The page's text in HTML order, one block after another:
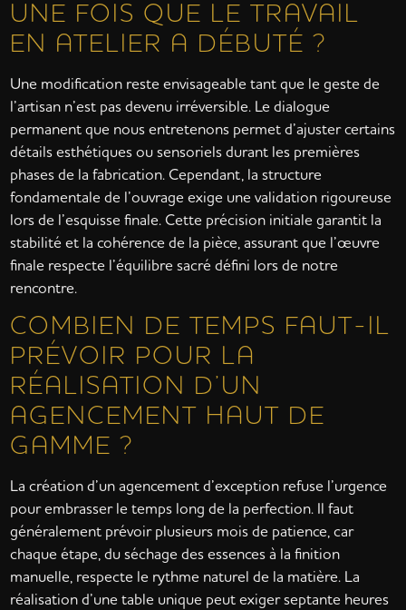
UNE FOIS QUE LE TRAVAIL
EN ATELIER A DÉBUTÉ ?
Une modification reste envisageable tant que le geste de
l’artisan n’est pas devenu irréversible. Le dialogue
permanent que nous entretenons permet d’ajuster certains
détails esthétiques ou sensoriels durant les premières
phases de la fabrication. Cependant, la structure
fondamentale de l’ouvrage exige une validation rigoureuse
lors de l’esquisse finale. Cette précision initiale garantit la
stabilité et la cohérence de la pièce, assurant que l’œuvre
finale respecte l’équilibre sacré défini lors de notre
rencontre.
COMBIEN DE TEMPS FAUT-IL
PRÉVOIR POUR LA
RÉALISATION D’UN
AGENCEMENT HAUT DE
GAMME ?
La création d’un agencement d’exception refuse l’urgence
pour embrasser le temps long de la perfection. Il faut
généralement prévoir plusieurs mois de patience, car
chaque étape, du séchage des essences à la finition
manuelle, respecte le rythme naturel de la matière. La
réalisation d’une table unique peut exiger septante heures